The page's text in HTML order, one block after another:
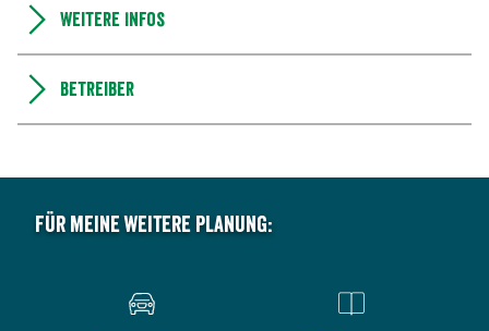
Weitere Infos
Betreiber
Für meine weitere Planung: